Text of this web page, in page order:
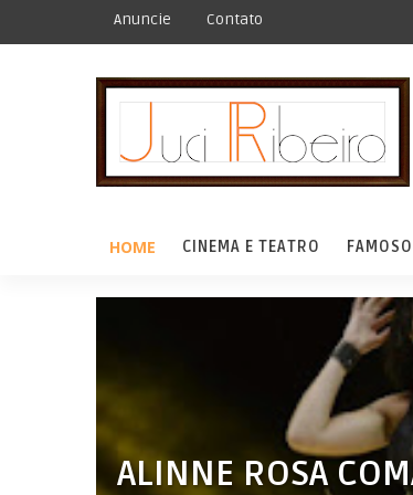
Anuncie Contato
HOME CINEMA E TEATRO
ALINNE ROSA